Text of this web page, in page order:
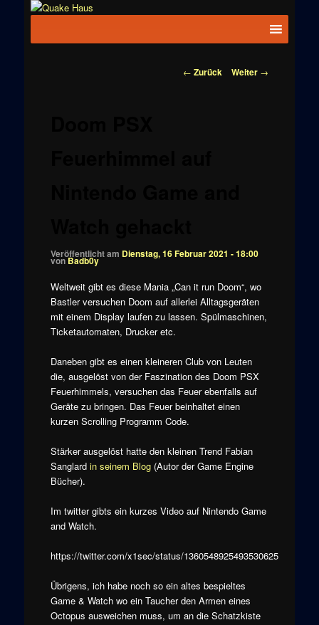
News zu
Beitragsnavigation
← Zurück Weiter →
Veröffentlicht am Dienstag, 16 Februar 2021 - 18:00
vonBadb0y
Weltweit gibt es diese Mania „Can it run Doom“, wo
Bastler versuchen Doom auf allerlei Alltagsgeräten
mit einem Display laufen zu lassen. Spülmaschinen,
Ticketautomaten, Drucker etc.
Daneben gibt es einen kleineren Club von Leuten
die, ausgelöst von der Faszination des Doom PSX
Feuerhimmels, versuchen das Feuer ebenfalls auf
Geräte zu bringen. Das Feuer beinhaltet einen
kurzen Scrolling Programm Code.
Stärker ausgelöst hatte den kleinen Trend Fabian
Sanglard in seinem Blog(Autor der Game Engine
Bücher).
Im twitter gibts ein kurzes Video auf Nintendo Game
and Watch.
https://twitter.com/x1sec/status/1360548925493530625
Übrigens, ich habe noch so ein altes bespieltes
Game & Watch wo ein Taucher den Armen eines
Octopus ausweichen muss, um an die Schatzkiste